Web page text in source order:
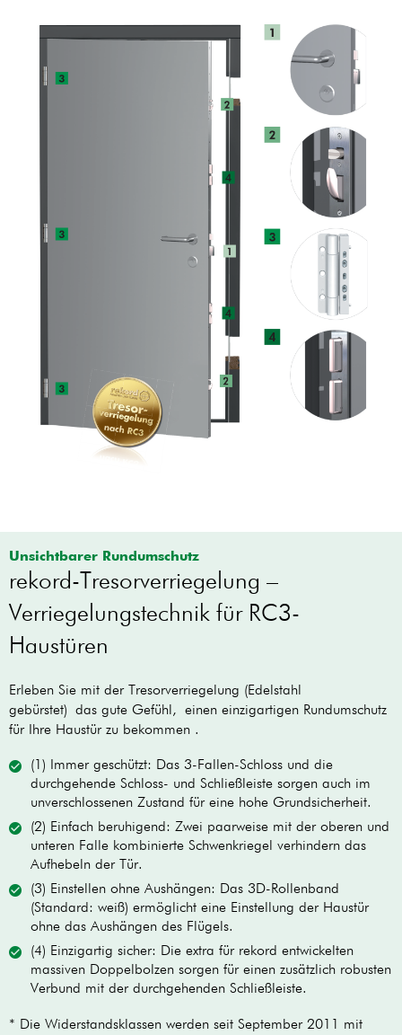
Unsichtbarer Rundumschutz
rekord-Tresorverriegelung –
Verriegelungstechnik für RC3-
Haustüren
Erleben Sie mit der Tresorverriegelung (Edelstahl
gebürstet) das gute Gefühl, einen einzigartigen Rundumschutz
für Ihre Haustür zu bekommen .
(1) Immer geschützt: Das 3-Fallen-Schloss und die
durchgehende Schloss- und Schließleiste sorgen auch im
unverschlossenen Zustand für eine hohe Grundsicherheit.
(2) Einfach beruhigend: Zwei paarweise mit der oberen und
unteren Falle kombinierte Schwenkriegel verhindern das
Aufhebeln der Tür.
(3) Einstellen ohne Aushängen: Das 3D-Rollenband
(Standard: weiß) ermöglicht eine Einstellung der Haustür
ohne das Aushängen des Flügels.
(4) Einzigartig sicher: Die extra für rekord entwickelten
massiven Doppelbolzen sorgen für einen zusätzlich robusten
Verbund mit der durchgehenden Schließleiste.
* Die Widerstandsklassen werden seit September 2011 mit